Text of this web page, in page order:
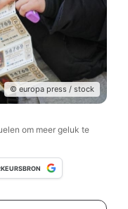
© europa press / stock
om meer geluk te